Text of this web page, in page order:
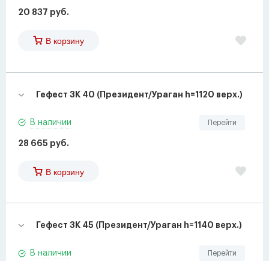
20 837 руб.
В корзину
Гефест ЗК 40 (Президент/Ураган h=1120 верх.)
Перейти
В наличии
28 665 руб.
В корзину
Гефест ЗК 45 (Президент/Ураган h=1140 верх.)
Перейти
В наличии